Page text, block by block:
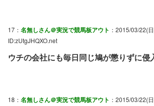
17： 名無しさん＠実況で競馬板アウト ：2015/03/22(
ID:zUtgJHQXO.net
ウチの会社にも毎日同じ鳩が懲りずに侵
18： 名無しさん＠実況で競馬板アウト ：2015/03/22(